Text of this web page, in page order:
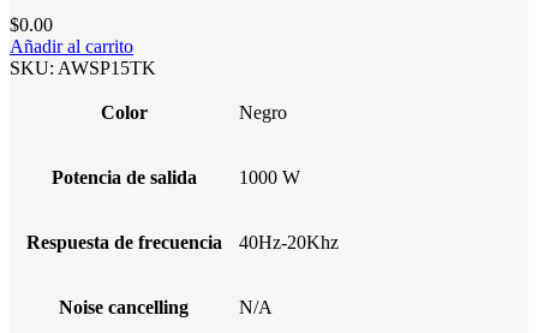
$0.00
Añadir al carrito
SKU: AWSP15TK
Color Negro
Potencia de salida 1000 W
Respuesta de frecuencia 40Hz-20Khz
Noise cancelling N/A